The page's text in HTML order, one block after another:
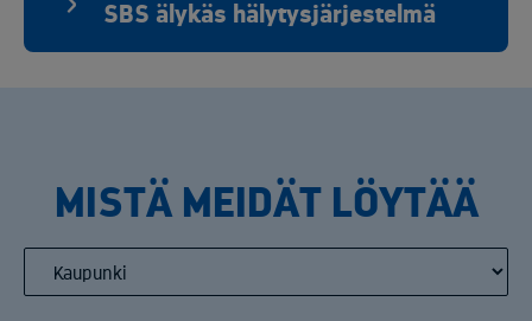
SBS älykäs hälytysjärjestelmä
MISTÄ MEIDÄT LÖYTÄÄ